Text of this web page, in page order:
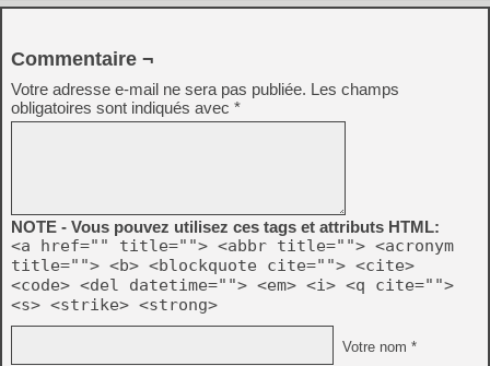
Commentaire ¬
Votre adresse e-mail ne sera pas publiée. Les champs
obligatoires sont indiqués avec *
NOTE - Vous pouvez utilisez ces tags et attributs HTML:
<a href="" title=""> <abbr title=""> <acronym
title=""> <b> <blockquote cite=""> <cite>
<code> <del datetime=""> <em> <i> <q cite="">
<s> <strike> <strong>
Votre nom *